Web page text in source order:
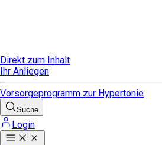
Direkt zum Inhalt
Ihr Anliegen
Vorsorgeprogramm zur Hypertonie
Suche
Login